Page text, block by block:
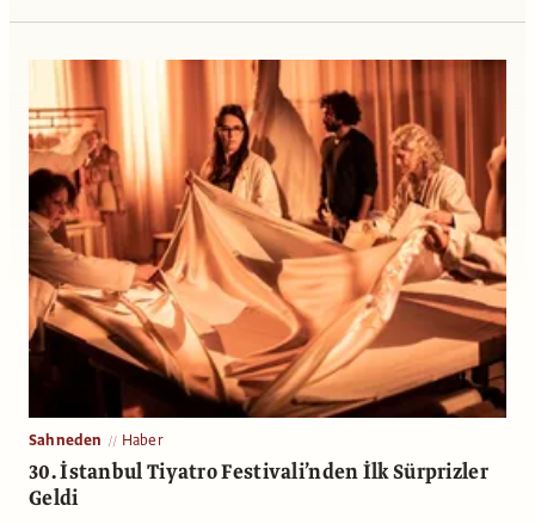
Sahneden Haber
30. İstanbul Tiyatro Festivali’nden İlk Sürprizler
Geldi